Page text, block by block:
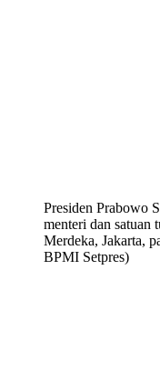
Presiden Prabowo
menteri dan satuan
Merdeka, Jakarta,
BPMI Setpres)